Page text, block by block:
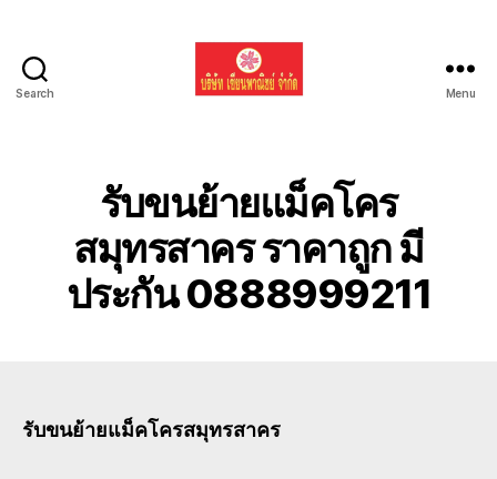
Search
แบค
โฮ
ทั่ว
ประเทศ.com
Menu
รับขนย้ายแม็คโคร
สมุทรสาคร ราคาถูก มี
ประกัน 0888999211
รับขนย้ายแม็คโครสมุทรสาคร